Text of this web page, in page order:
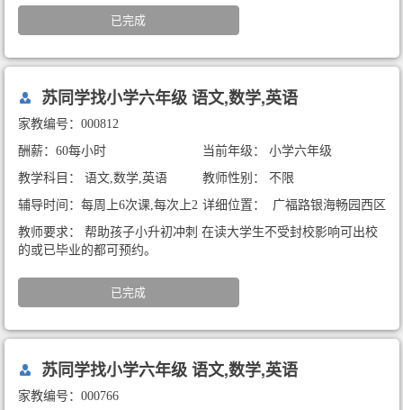
已完成
苏同学找小学六年级 语文,数学,英语
家教编号：000812
酬薪：60每小时
当前年级： 小学六年级
教学科目： 语文,数学,英语
教师性别： 不限
辅导时间：每周上6次课,每次上2
小时
详细位置： 广福路银海畅园西区
教师要求： 帮助孩子小升初冲刺 在读大学生不受封校影响可出校
的或已毕业的都可预约。
已完成
苏同学找小学六年级 语文,数学,英语
家教编号：000766